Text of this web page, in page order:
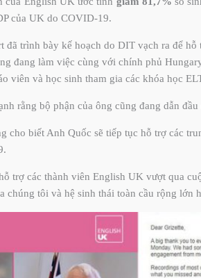
của UK do COVID-19.
đã trình bày kế hoạch do DIT vạch ra để
đang làm việc cùng với chính phủ
viên và học sinh tham gia các khóa học
rằng bộ phận của ông cũng đang dẫn
cho biết Anh Quốc sẽ tiếp tục hỗ trợ các
trợ các thành viên English UK vượt qua
chúng tôi và hệ sinh thái toàn cầu rộng